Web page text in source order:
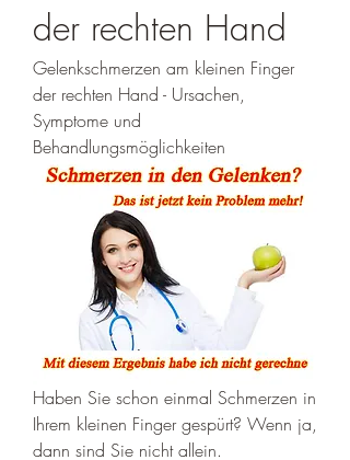
der rechten Hand
Gelenkschmerzen am kleinen Finger
der rechten Hand - Ursachen,
Symptome und
Behandlungsmöglichkeiten
Haben Sie schon einmal Schmerzen in
Ihrem kleinen Finger gespürt? Wenn ja,
dann sind Sie nicht allein.